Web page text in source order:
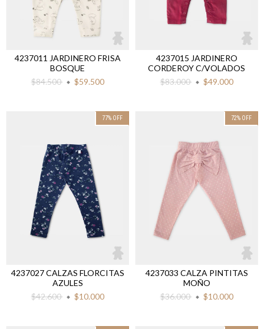
4237011 JARDINERO FRISA
BOSQUE
$84.500
$59.500
4237015 JARDINERO
CORDEROY C/VOLADOS
$83.000
$49.000
77% OFF
4237027 CALZAS FLORCITAS
AZULES
$42.600
$10.000
72% OFF
4237033 CALZA PINTITAS
MOÑO
$36.000
$10.000